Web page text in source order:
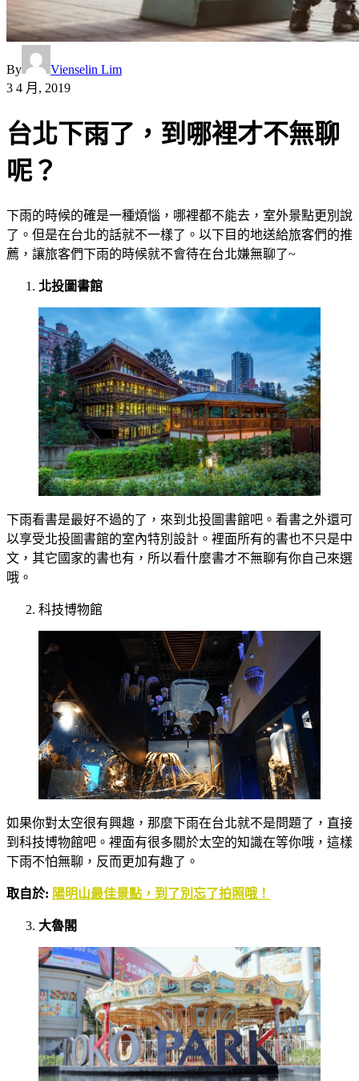
By
Vienselin Lim
3 4 月, 2019
台北下雨了，到哪裡才不無聊
呢？
下雨的時候的確是一種煩惱，哪裡都不能去，室外景點更別說
了。但是在台北的話就不一樣了。以下目的地送給旅客們的推
薦，讓旅客們下雨的時候就不會待在台北嫌無聊了~
北投圖書館
下雨看書是最好不過的了，來到北投圖書館吧。看書之外還可
以享受北投圖書館的室內特別設計。裡面所有的書也不只是中
文，其它國家的書也有，所以看什麼書才不無聊有你自己來選
哦。
科技博物館
如果你對太空很有興趣，那麼下雨在台北就不是問題了，直接
到科技博物館吧。裡面有很多關於太空的知識在等你哦，這樣
下雨不怕無聊，反而更加有趣了。
取自於: 陽明山最佳景點，到了別忘了拍照哦！
大魯閣